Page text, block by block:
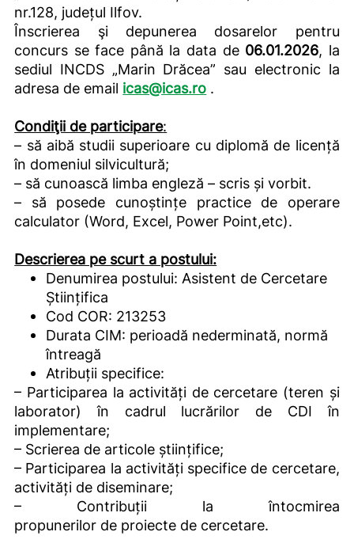
nr.128, județul Ilfov.
Înscrierea şi depunerea dosarelor pentru
concurs se face până la data de 06.01.2026, la
sediul INCDS „Marin Drăcea” sau electronic la
adresa de email icas@icas.ro .
Condiţii de participare:
– să aibă studii superioare cu diplomă de licență
în domeniul silvicultură;
– să cunoască limba engleză – scris și vorbit.
– să posede cunoștințe practice de operare
calculator (Word, Excel, Power Point,etc).
Descrierea pe scurt a postului:
Denumirea postului: Asistent de Cercetare
Științifica
Cod COR: 213253
Durata CIM: perioadă nederminată, normă
întreagă
Atribuții specifice:
– Participarea la activități de cercetare (teren și
laborator) în cadrul lucrărilor de CDI în
implementare;
– Scrierea de articole științifice;
– Participarea la activități specifice de cercetare,
activități de diseminare;
– Contribuții la întocmirea
propunerilor de proiecte de cercetare.